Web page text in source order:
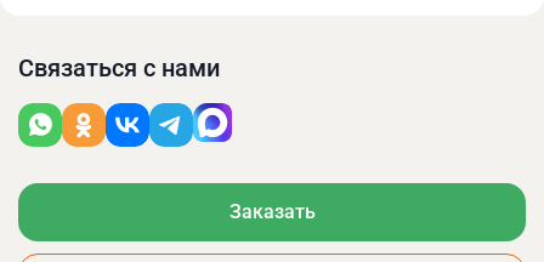
Связаться с нами
Заказать